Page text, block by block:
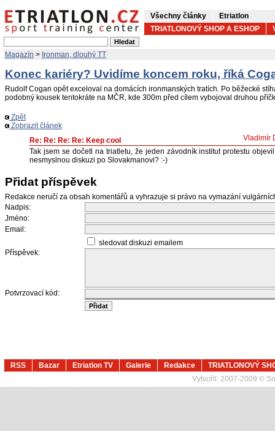
Všechny články
Etriatlon
TRIATLONOVÝ SHOP A ESHOP
Magazín > Ironman, dlouhý TT
Konec kariéry? Uvidíme koncem roku, říká
Rudolf Cogan opět exceloval na domácích ironmanských tratích. Po běžecké
podobný kousek tentokráte na MČR, kde 300m před cílem vybojoval druhou
Zpět
Zobrazit článek
Re: Re: Re: Re: Keep cool
Vladimír
Tak jsem se dočetl na triatletu, že jeden závodník institut protestu
nesmyslnou diskuzi po Slovakmanovi? :-)
Přidat příspěvek
Redakce neručí za obsah komentářů a vyhrazuje si právo na vymazání
Nadpis:
Jméno:
Email:
sledovat diskuzi emailem
Příspěvek:
Potvrzovací kód:
RSS Bazar Etriatlon TV Galerie Redakce
TRIATLONOVÝ
Vytvořil: 2007-2009 ©